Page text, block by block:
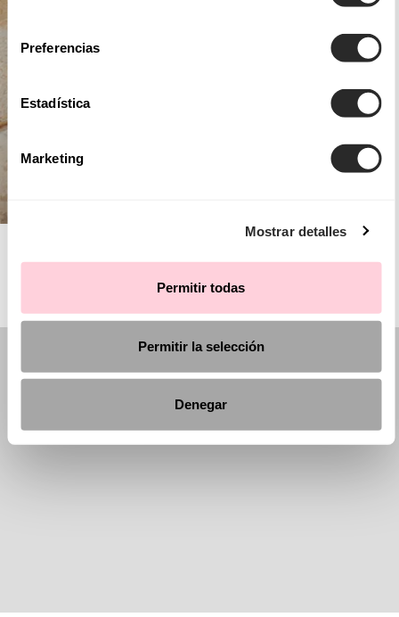
Preferencias
Estadística
Marketing
Mostrar detalles
Permitir todas
Permitir la selección
Denegar